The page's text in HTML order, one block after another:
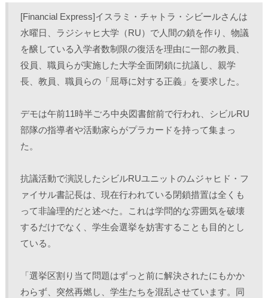
す
ウ
ン
ド
ウ
で
開
き
す
ま
)
[Financial Express]イスラミ・チャトラ・シビールさんは
水曜日、ラジシャヒ大学（RU）で人間の鎖を作り、物議
を醸している入学者数制限の復活を理由に一部の教員、
役員、職員らが実施した大学全面閉鎖に抗議し、親学
長、教員、職員らの「屈辱に対する正義」を要求した。
デモは午前11時半ごろ中央図書館前で行われ、シビルRU
部隊の指導者や活動家らがプラカードを持って集まっ
た。
抗議活動で演説したシビルRUユニットのムジャヒド・フ
ァイサル書記長は、現在行われている閉鎖措置は全くも
って非論理的だと述べた。これは学問的な雰囲気を破壊
するだけでなく、学生会選挙を妨害することも目的とし
ている。
「選挙区割り当て問題はずっと前に解決されたにもかか
わらず、突然再燃し、学生たちを混乱させています。同